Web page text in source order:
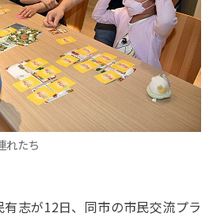
れたち
志が12日、同市の市民交流プラ